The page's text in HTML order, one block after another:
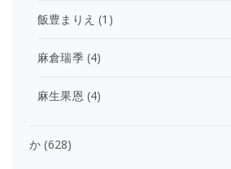
飯豊まりえ (1)
麻倉瑞季(4)
麻生果恩 (4)
か (628)